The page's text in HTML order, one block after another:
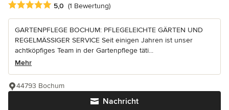
Durchschnittliche Bewertung: 5 von 5 Sternen
5,0 (1 Bewertung)
GARTENPFLEGE BOCHUM: PFLEGELEICHTE GÄRTEN UND
REGELMÄSSIGER SERVICE Seit einigen Jahren ist unser
achtköpfiges Team in der Gartenpflege täti...
Mehr
Nachricht
44793 Bochum